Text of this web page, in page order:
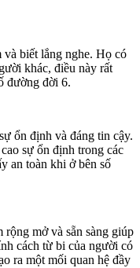
và biết lắng nghe. Họ có
khác, điều này rất
đường đời 6.
ổn định và đáng tin cậy.
sự ổn định trong các
an toàn khi ở bên số
rộng mở và sẵn sàng giúp
cách từ bi của người có
ra một mối quan hệ đầy